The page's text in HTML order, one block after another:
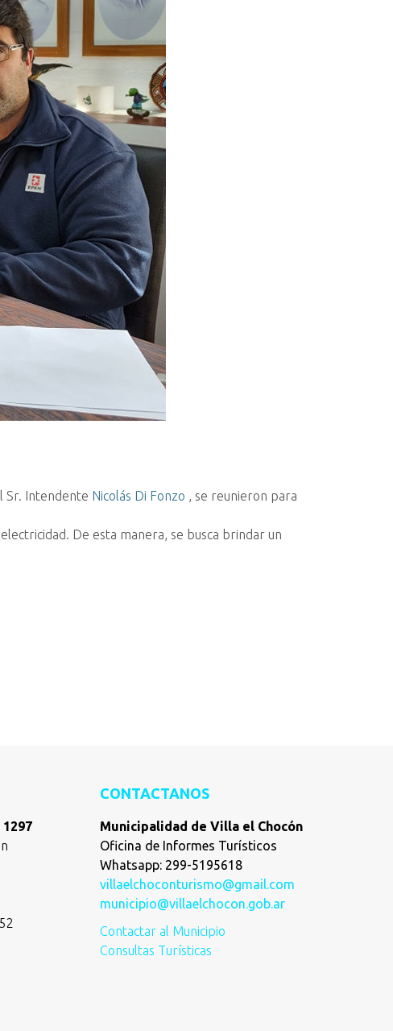
Sr. Intendente Nicolás Di Fonzo , se reunieron para
De esta manera, se busca brindar un
CONTACTANOS
Municipalidad de Villa el Chocón
Oficina de Informes Turísticos
Whatsapp: 299-5195618
villaelchoconturismo@gmail.com
municipio@villaelchocon.gob.ar
Contactar al Municipio
Consultas Turísticas